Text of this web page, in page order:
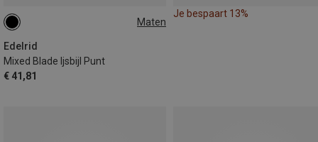
Maten
Edelrid
Mixed Blade Ijsbijl Punt
€ 41,81
000
Je bespaart 13%